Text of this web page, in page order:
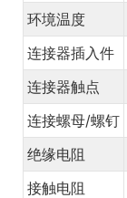
环境温度
连接器插入件
连接器触点
连接螺母/螺钉
绝缘电阻
接触电阻